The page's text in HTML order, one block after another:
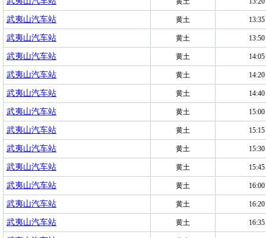
武夷山汽车站 黄土 13:35
武夷山汽车站 黄土 13:50
武夷山汽车站 黄土 14:05
武夷山汽车站 黄土 14:20
武夷山汽车站 黄土 14:40
武夷山汽车站 黄土 15:00
武夷山汽车站 黄土 15:15
武夷山汽车站 黄土 15:30
武夷山汽车站 黄土 15:45
武夷山汽车站 黄土 16:00
武夷山汽车站 黄土 16:20
武夷山汽车站 黄土 16:35